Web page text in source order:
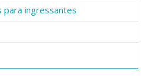
para ingressantes